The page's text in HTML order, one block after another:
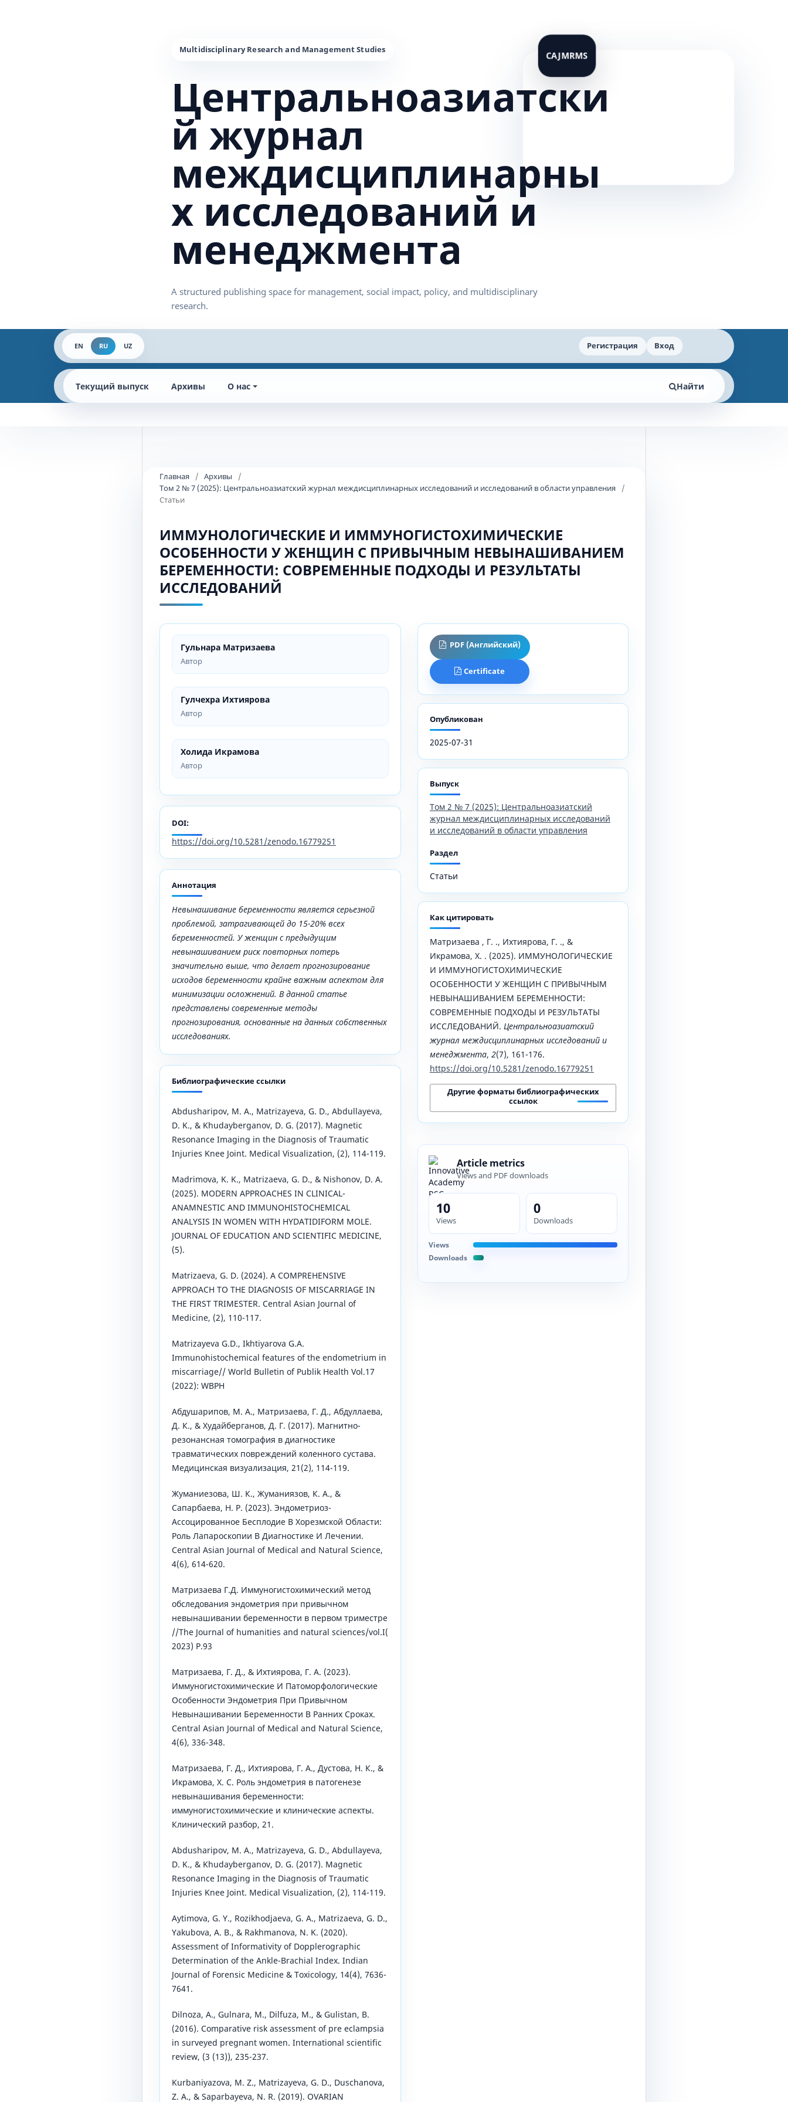
Центральноазиатски
й журнал
междисциплинарны
х исследований и
менеджмента
EN RU UZ Регистрация Вход
Текущий выпуск Архивы О нас Найти
Главная / Архивы
/
Том 2 № 7 (2025): Центральноазиатский журнал междисциплинарных исследований и исследований в области управления
/
Статьи
ИММУНОЛОГИЧЕСКИЕ И ИММУНОГИСТОХИМИЧЕСКИЕ
ОСОБЕННОСТИ У ЖЕНЩИН С ПРИВЫЧНЫМ НЕВЫНАШИВАНИЕМ
БЕРЕМЕННОСТИ: СОВРЕМЕННЫЕ ПОДХОДЫ И РЕЗУЛЬТАТЫ
ИССЛЕДОВАНИЙ
Гульнара Матризаева
Автор
Гулчехра Ихтиярова
Автор
Холида Икрамова
Автор
DOI:
https://doi.org/10.5281/zenodo.16779251
Аннотация
Невынашивание беременности является серьезной
проблемой, затрагивающей до 15-20% всех
беременностей. У женщин с предыдущим
невынашиванием риск повторных потерь
значительно выше, что делает прогнозирование
исходов беременности крайне важным аспектом для
минимизации осложнений. В данной статье
представлены современные методы
прогнозирования, основанные на данных собственных
исследованиях.
Библиографические ссылки
Abdusharipov, M. A., Matrizayeva, G. D., Abdullayeva,
D. K., & Khudayberganov, D. G. (2017). Magnetic
Resonance Imaging in the Diagnosis of Traumatic
Injuries Knee Joint. Medical Visualization, (2), 114-119.
Madrimova, K. K., Matrizaeva, G. D., & Nishonov, D. A.
(2025). MODERN APPROACHES IN CLINICAL-
ANAMNESTIC AND IMMUNOHISTOCHEMICAL
ANALYSIS IN WOMEN WITH HYDATIDIFORM MOLE.
JOURNAL OF EDUCATION AND SCIENTIFIC MEDICINE,
(5).
Matrizaeva, G. D. (2024). A COMPREHENSIVE
APPROACH TO THE DIAGNOSIS OF MISCARRIAGE IN
THE FIRST TRIMESTER. Central Asian Journal of
Medicine, (2), 110-117.
Matrizayeva G.D., Ikhtiyarova G.A.
Immunohistochemical features of the endometrium in
miscarriage// World Bulletin of Publik Health Vol.17
(2022): WBPH
Абдушарипов, М. А., Матризаева, Г. Д., Абдуллаева,
Д. К., & Худайберганов, Д. Г. (2017). Магнитно-
резонансная томография в диагностике
травматических повреждений коленного сустава.
Медицинская визуализация, 21(2), 114-119.
Жуманиезова, Ш. К., Жуманиязов, К. А., &
Сапарбаева, Н. Р. (2023). Эндометриоз-
Ассоцированное Бесплодие В Хорезмской Области:
Роль Лапароскопии В Диагностике И Лечении.
Central Asian Journal of Medical and Natural Science,
4(6), 614-620.
Матризаева Г.Д. Иммуногистохимический метод
обследования эндометрия при привычном
невынашивании беременности в первом триместре
//The Journal of humanities and natural sciences/vol.I(
2023) P.93
Матризаева, Г. Д., & Ихтиярова, Г. А. (2023).
Иммуногистохимические И Патоморфологические
Особенности Эндометрия При Привычном
Невынашивании Беременности В Ранних Сроках.
Central Asian Journal of Medical and Natural Science,
4(6), 336-348.
Матризаева, Г. Д., Ихтиярова, Г. А., Дустова, Н. К., &
Икрамова, Х. С. Роль эндометрия в патогенезе
невынашивания беременности:
иммуногистохимические и клинические аспекты.
Клинический разбор, 21.
Abdusharipov, M. A., Matrizayeva, G. D., Abdullayeva,
D. K., & Khudayberganov, D. G. (2017). Magnetic
Resonance Imaging in the Diagnosis of Traumatic
Injuries Knee Joint. Medical Visualization, (2), 114-119.
Aytimova, G. Y., Rozikhodjaeva, G. A., Matrizaeva, G. D.,
Yakubova, A. B., & Rakhmanova, N. K. (2020).
Assessment of Informativity of Dopplerographic
Determination of the Ankle-Brachial Index. Indian
Journal of Forensic Medicine & Toxicology, 14(4), 7636-
7641.
Dilnoza, A., Gulnara, M., Dilfuza, M., & Gulistan, B.
(2016). Comparative risk assessment of pre eclampsia
in surveyed pregnant women. International scientific
review, (3 (13)), 235-237.
Kurbaniyazova, M. Z., Matrizayeva, G. D., Duschanova,
Z. A., & Saparbayeva, N. R. (2019). OVARIAN
PDF (Английский)
Certificate
Опубликован
2025-07-31
Выпуск
Том 2 № 7 (2025): Центральноазиатский
журнал междисциплинарных исследований
и исследований в области управления
Раздел
Статьи
Как цитировать
Матризаева , Г. ., Ихтиярова, Г. ., &
Икрамова, Х. . (2025). ИММУНОЛОГИЧЕСКИЕ
И ИММУНОГИСТОХИМИЧЕСКИЕ
ОСОБЕННОСТИ У ЖЕНЩИН С ПРИВЫЧНЫМ
НЕВЫНАШИВАНИЕМ БЕРЕМЕННОСТИ:
СОВРЕМЕННЫЕ ПОДХОДЫ И РЕЗУЛЬТАТЫ
ИССЛЕДОВАНИЙ. Центральноазиатский
журнал междисциплинарных исследований и
менеджмента, 2(7), 161-176.
https://doi.org/10.5281/zenodo.16779251
Другие форматы библиографических
ссылок
Article metrics
Views and PDF downloads
10
Views
0
Downloads
Views
Downloads